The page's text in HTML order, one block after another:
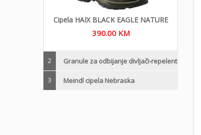
Cipela HAIX BLACK EAGLE NATURE
390.00 KM
2 Granule za odbijanje divljači-repelent
3 Meindl cipela Nebraska